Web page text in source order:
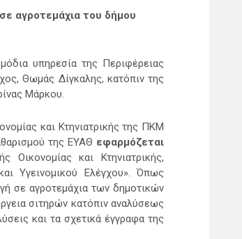
αγροτεμάχια του δήμου
υπηρεσία της Περιφέρειας
Θωμάς Δίγκαλης, κατόπιν της
Μάρκου.
και Κτηνιατρικής της ΠΚΜ
της ΕΥΑΘ εφαρμόζεται
Οικονομίας και Κτηνιατρικής,
Υγεινομικού Ελέγχου». Όπως
σε αγροτεμάχια των δημοτικών
σιτηρών κατόπιν αναλύσεως
και τα σχετικά έγγραφα της